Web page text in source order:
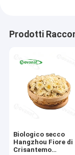
Prodotti
Biologico secco
Hangzhou Fiore di
Crisantemo